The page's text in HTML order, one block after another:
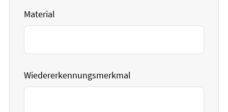
Material
Wiedererkennungsmerkmal